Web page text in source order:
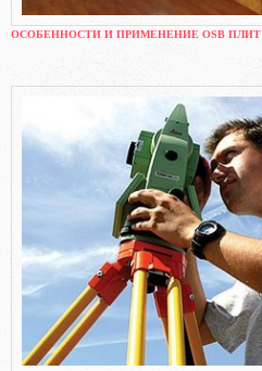
ОСОБЕННОСТИ И ПРИМЕНЕНИЕ OSB ПЛИТ